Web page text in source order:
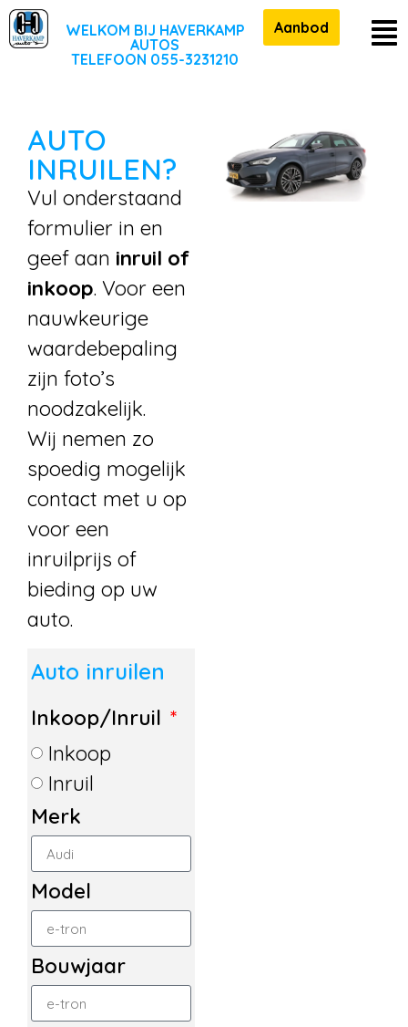
WELKOM BIJ HAVERKAMP
AUTOS
TELEFOON 055-3231210
Aanbod
AUTO
INRUILEN?
Vul onderstaand
formulier in en
geef aan inruil of
inkoop. Voor een
nauwkeurige
waardebepaling
zijn foto’s
noodzakelijk.
Wij nemen zo
spoedig mogelijk
contact met u op
voor een
inruilprijs of
bieding op uw
auto.
Auto inruilen
Inkoop/Inruil
Inkoop
Inruil
Merk
Model
Bouwjaar